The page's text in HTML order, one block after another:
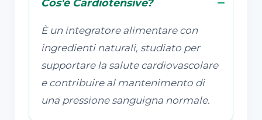
Cos'è Cardiotensive?
È un integratore alimentare con
ingredienti naturali, studiato per
supportare la salute cardiovascolare
e contribuire al mantenimento di
una pressione sanguigna normale.